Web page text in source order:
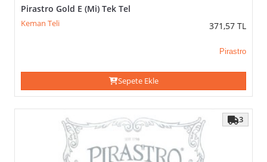
Pirastro Gold E (Mi) Tek Tel
Keman Teli 371,57 TL
Pirastro
Sepete Ekle
3